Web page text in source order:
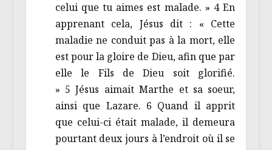
celui que tu aimes est malade. » 4 En
apprenant cela, Jésus dit : « Cette
maladie ne conduit pas à la mort, elle
est pour la gloire de Dieu, afin que par
elle le Fils de Dieu soit glorifié.
» 5 Jésus aimait Marthe et sa soeur,
ainsi que Lazare. 6 Quand il apprit
que celui-ci était malade, il demeura
pourtant deux jours à l’endroit où il se